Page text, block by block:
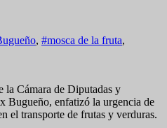
, #mosca de la fruta,
la Cámara de Diputadas y
Bugueño, enfatizó la urgencia de
el transporte de frutas y verduras.